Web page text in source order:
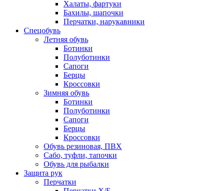
Халаты, фартуки
Бахилы, шапочки
Перчатки, нарукавники
Спецобувь
Летняя обувь
Ботинки
Полуботинки
Сапоги
Берцы
Кроссовки
Зимняя обувь
Ботинки
Полуботинки
Сапоги
Берцы
Кроссовки
Обувь резиновая, ПВХ
Сабо, туфли, тапочки
Обувь для рыбалки
Защита рук
Перчатки